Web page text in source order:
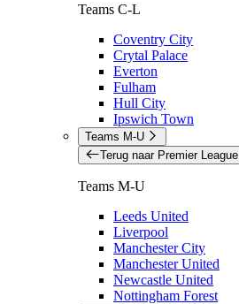
Teams C-L
Coventry City
Crytal Palace
Everton
Fulham
Hull City
Ipswich Town
Teams M-U
Terug naar Premier League
Teams M-U
Leeds United
Liverpool
Manchester City
Manchester United
Newcastle United
Nottingham Forest